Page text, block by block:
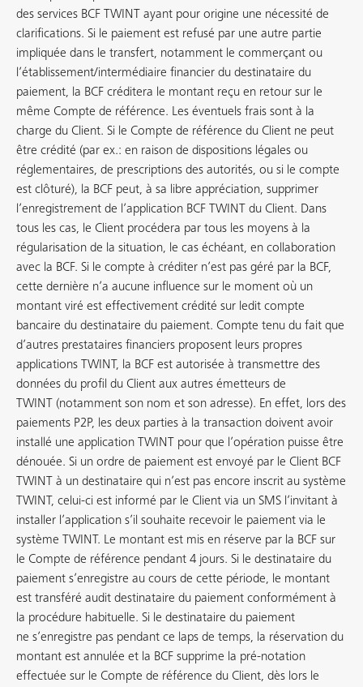
des services BCF TWINT ayant pour origine une nécessité de
clarifications. Si le paiement est refusé par une autre partie
impliquée dans le transfert, notamment le commerçant ou
l’établissement/intermédiaire financier du destinataire du
paiement, la BCF créditera le montant reçu en retour sur le
même Compte de référence. Les éventuels frais sont à la
charge du Client. Si le Compte de référence du Client ne peut
être crédité (par ex.: en raison de dispositions légales ou
réglementaires, de prescriptions des autorités, ou si le compte
est clôturé), la BCF peut, à sa libre appréciation, supprimer
l’enregistrement de l’application BCF TWINT du Client. Dans
tous les cas, le Client procédera par tous les moyens à la
régularisation de la situation, le cas échéant, en collaboration
avec la BCF. Si le compte à créditer n’est pas géré par la BCF,
cette dernière n’a aucune influence sur le moment où un
montant viré est effectivement crédité sur ledit compte
bancaire du destinataire du paiement. Compte tenu du fait que
d’autres prestataires financiers proposent leurs propres
applications TWINT, la BCF est autorisée à transmettre des
données du profil du Client aux autres émetteurs de
TWINT (notamment son nom et son adresse). En effet, lors des
paiements P2P, les deux parties à la transaction doivent avoir
installé une application TWINT pour que l’opération puisse être
dénouée. Si un ordre de paiement est envoyé par le Client BCF
TWINT à un destinataire qui n’est pas encore inscrit au système
TWINT, celui-ci est informé par le Client via un SMS l’invitant à
installer l’application s’il souhaite recevoir le paiement via le
système TWINT. Le montant est mis en réserve par la BCF sur
le Compte de référence pendant 4 jours. Si le destinataire du
paiement s’enregistre au cours de cette période, le montant
est transféré audit destinataire du paiement conformément à
la procédure habituelle. Si le destinataire du paiement
ne s’enregistre pas pendant ce laps de temps, la réservation du
montant est annulée et la BCF supprime la pré-notation
effectuée sur le Compte de référence du Client, dès lors le